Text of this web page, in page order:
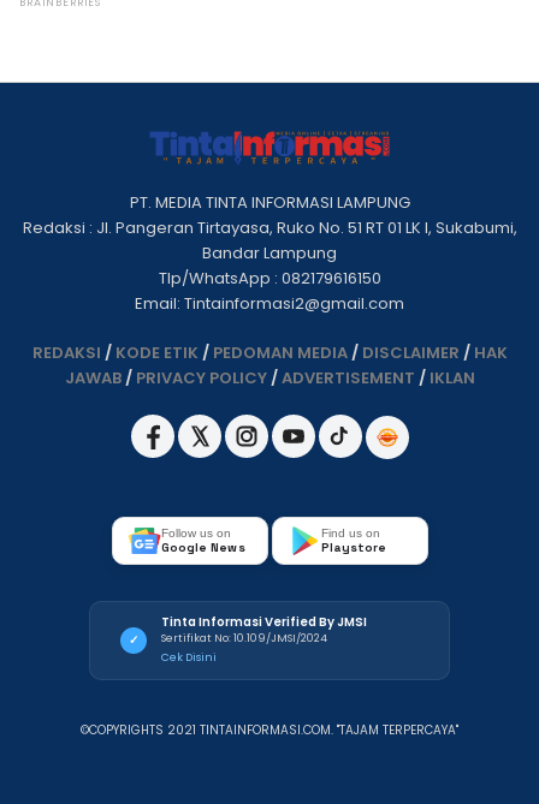
PT. MEDIA TINTA INFORMASI LAMPUNG
Redaksi : Jl. Pangeran Tirtayasa, Ruko No. 51 RT 01 LK I, Sukabumi,
Bandar Lampung
Tlp/WhatsApp : 082179616150
Email: Tintainformasi2@gmail.com
REDAKSI / KODE ETIK / PEDOMAN MEDIA/ DISCLAIMER / HAK
JAWAB/ PRIVACY POLICY/ADVERTISEMENT / IKLAN
Follow us on
Google News
Find us on
Playstore
✓
Tinta Informasi Verified By JMSI
Sertifikat No: 10.109/JMSI/2024
Cek Disini
©COPYRIGHTS 2021 TINTAINFORMASI.COM. "TAJAM TERPERCAYA"